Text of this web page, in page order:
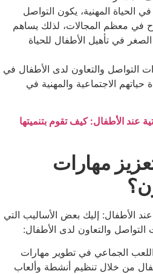
الحياة المهنية، يكون التواصل
في معظم المجالات، لذلك يساهم
في تأهيل الأطفال للحياة
التواصل والتعاون لدى الأطفال في
الاجتماعية والمهنية في
عند الأطفال: كيف تقوم بتنميتها
مهارات
الأطفال: إليك بعض الأساليب التي
التواصل والتعاون لدى الأطفال:
الجماعي في تطوير مهارات
من خلال تنظيم أنشطة وألعاب